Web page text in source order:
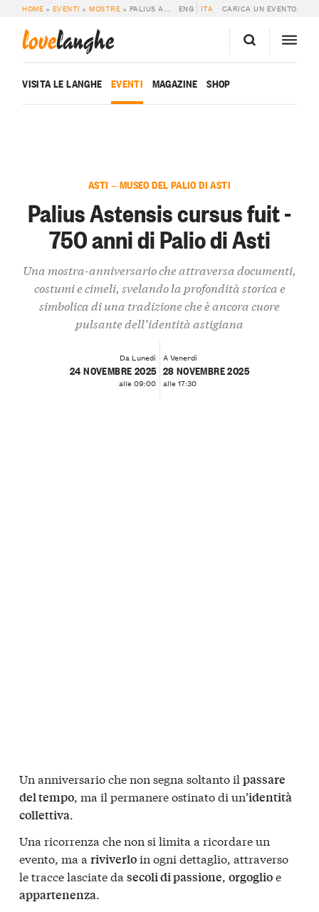
HOME » EVENTI »MOSTRE » PALIUS ASTENSIS CURSUS FUIT – 750 ANNI DI PALIO DI ASTI ENG ITA CARICA UN EVENTO
lovelanghe
VISITA LE LANGHE EVENTI MAGAZINE SHOP
ASTI — MUSEO DEL PALIO DI ASTI
Palius Astensis cursus fuit -
750 anni di Palio di Asti
Una mostra-anniversario che attraversa documenti,
costumi e cimeli, svelando la profondità storica e
simbolica di una tradizione che è ancora cuore
pulsante dell’identità astigiana
Da Lunedì
24 NOVEMBRE 2025
alle 09:00
A Venerdì
28 NOVEMBRE 2025
alle 17:30
Un anniversario che non segna soltanto il passare
del tempo, ma il permanere ostinato di un’identità
collettiva.
Una ricorrenza che non si limita a ricordare un
evento, ma a riviverloin ogni dettaglio, attraverso
le tracce lasciate da secoli di passione, orgoglioe
appartenenza.